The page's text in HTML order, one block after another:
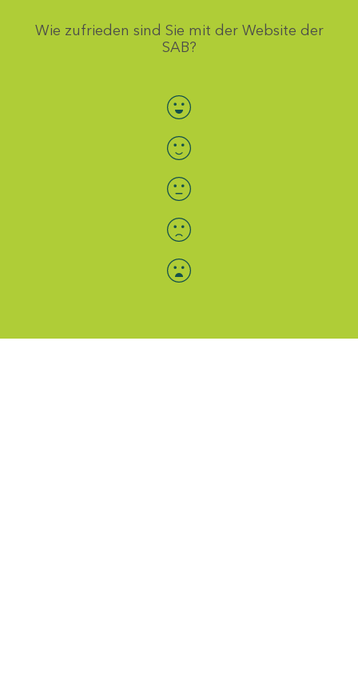
Wie zufrieden sind Sie mit der Website der
SAB?
Bewertung auswählen